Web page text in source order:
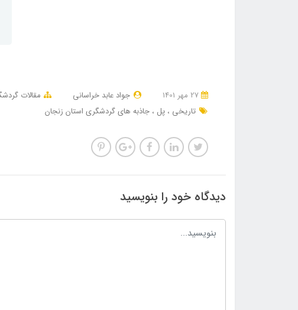
جواد عابد خراسانی
مقالات
تاریخی
پل جاذبه های گردشگری استان زنجان
دیدگاه خود را بنویسید